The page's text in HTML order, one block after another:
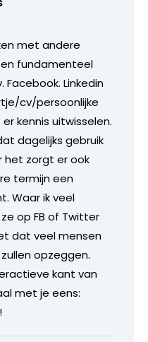
met andere
fundamenteel
Linkedin
cv/persoonlijke
kennis uitwisselen.
dagelijks gebruik
het zorgt er ook
termijn een
Waar ik veel
op FB of Twitter
dat veel mensen
opzeggen.
kant van
met je eens: